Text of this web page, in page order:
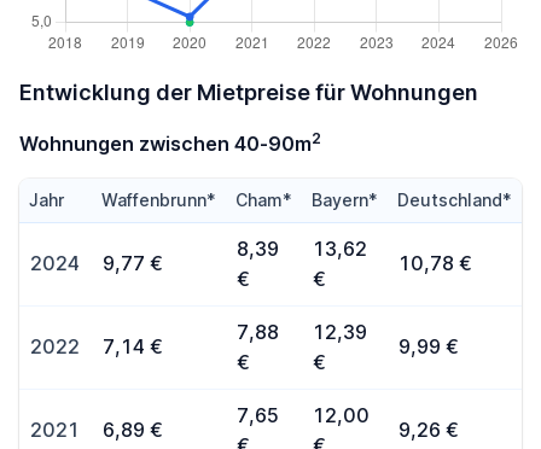
Entwicklung der Mietpreise für Wohnungen
Wohnungen zwischen 40-90m2
Jahr Waffenbrunn* Cham* Bayern* Deutschland*
2024 9,77 €
8,39
€
13,62
€
10,78 €
2022 7,14 €
7,88
€
12,39
€
9,99 €
2021 6,89 €
7,65
12,00
9,26 €